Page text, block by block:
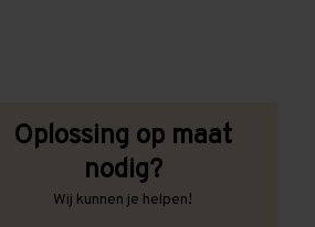
Oplossing op maat
nodig?
Wij kunnen je helpen!